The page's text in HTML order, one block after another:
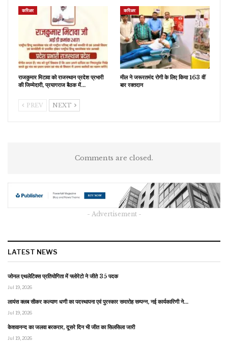
करिअर
राजकुमार मिटावा को राजस्थान प्रदेश प्रभारी
की जिम्मेदारी, प्रयागराज बैठक में…
करिअर
मील ने जरूरतमंद रोगी के लिए किया 163 वीं
बार रक्तदान
PREV NEXT
Comments are closed.
- Advertisement -
LATEST NEWS
जोनल एथलेटिक्स प्रतियोगिता में फ्लोरेटो ने जीते 35 पदक
Jul 19, 2026
लायंस क्लब सीकर कल्याण धणी का पदस्थापना एवं पुरस्कार समारोह सम्पन्न, नई कार्यकारिणी ने…
Jul 19, 2026
केशवानन्द का जलवा बरकरार, दूसरे दिन भी जीत का सिलसिला जारी
Jul 19, 2026